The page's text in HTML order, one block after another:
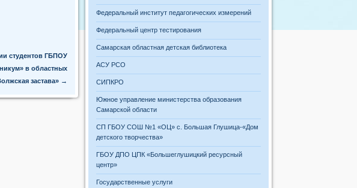
студентов ГБПОУ
в областных
застава» →
Федеральный институт педагогических измерений
Федеральный центр тестирования
Самарская областная детская библиотека
АСУ РСО
СИПКРО
Южное управление министерства образования
Самарской области
СП ГБОУ СОШ №1 «ОЦ» с. Большая Глушица-«Дом
детского творчества»
ГБОУ ДПО ЦПК «Большеглушицкий ресурсный
центр»
Государственные услуги